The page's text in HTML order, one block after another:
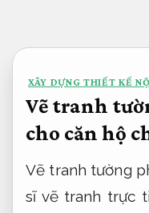
nội
dung
XÂY DỰNG THIẾT KẾ
Vẽ tranh
cho căn hộ
Vẽ tranh tường
sĩ vẽ tranh trực